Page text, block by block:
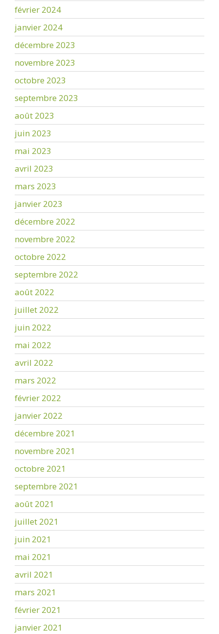
février 2024
janvier 2024
décembre 2023
novembre 2023
octobre 2023
septembre 2023
août 2023
juin 2023
mai 2023
avril 2023
mars 2023
janvier 2023
décembre 2022
novembre 2022
octobre 2022
septembre 2022
août 2022
juillet 2022
juin 2022
mai 2022
avril 2022
mars 2022
février 2022
janvier 2022
décembre 2021
novembre 2021
octobre 2021
septembre 2021
août 2021
juillet 2021
juin 2021
mai 2021
avril 2021
mars 2021
février 2021
janvier 2021